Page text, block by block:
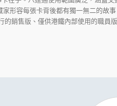
形容每張卡背後都有獨一無二的故
銷售版、僅供港鐵內部使用的職員